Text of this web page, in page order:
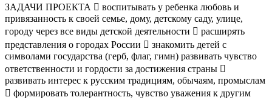
ЗАДАЧИ ПРОЕКТА  воспитывать у ребенка любовь и
привязанность к своей семье, дому, детскому саду, улице,
городу через все виды детской деятельности  расширять
представления о городах России  знакомить детей с
символами государства (герб, флаг, гимн) развивать чувство
ответственности и гордости за достижения страны 
развивать интерес к русским традициям, обычаям, промыслам
 формировать толерантность, чувство уважения к другим